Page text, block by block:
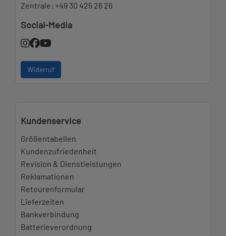
Zentrale: +49 30 425 26 26
Social-Media
Widerruf
Kundenservice
Größentabellen
Kundenzufriedenheit
Revision & Dienstleistungen
Reklamationen
Retourenformular
Lieferzeiten
Bankverbindung
Batterieverordnung